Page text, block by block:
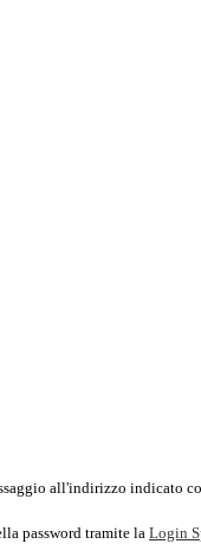
all'indirizzo indicato
password tramite la Login